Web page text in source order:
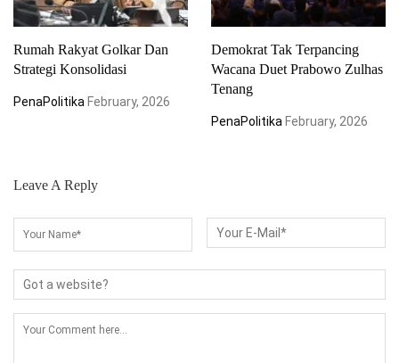
Rumah Rakyat Golkar Dan
Strategi Konsolidasi
PenaPolitika February, 2026
Demokrat Tak Terpancing
Wacana Duet Prabowo Zulhas
Tenang
PenaPolitika February, 2026
Leave A Reply